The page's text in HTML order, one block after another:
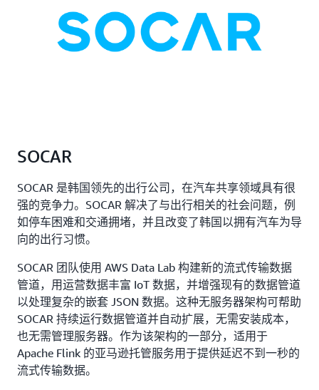
SOCAR
SOCAR 是韩国领先的出行公司，在汽车共享领域具有很
强的竞争力。SOCAR 解决了与出行相关的社会问题，例
如停车困难和交通拥堵，并且改变了韩国以拥有汽车为导
向的出行习惯。
SOCAR 团队使用 AWS Data Lab 构建新的流式传输数据
管道，用运营数据丰富 IoT 数据，并增强现有的数据管道
以处理复杂的嵌套 JSON 数据。这种无服务器架构可帮助
SOCAR 持续运行数据管道并自动扩展，无需安装成本，
也无需管理服务器。作为该架构的一部分，适用于
Apache Flink 的亚马逊托管服务用于提供延迟不到一秒的
流式传输数据。